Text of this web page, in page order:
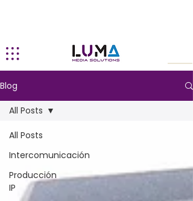
Blog
All Posts
Intercomunicación
Producción
IP
All Posts